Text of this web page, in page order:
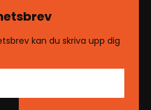
kan du skriva upp dig